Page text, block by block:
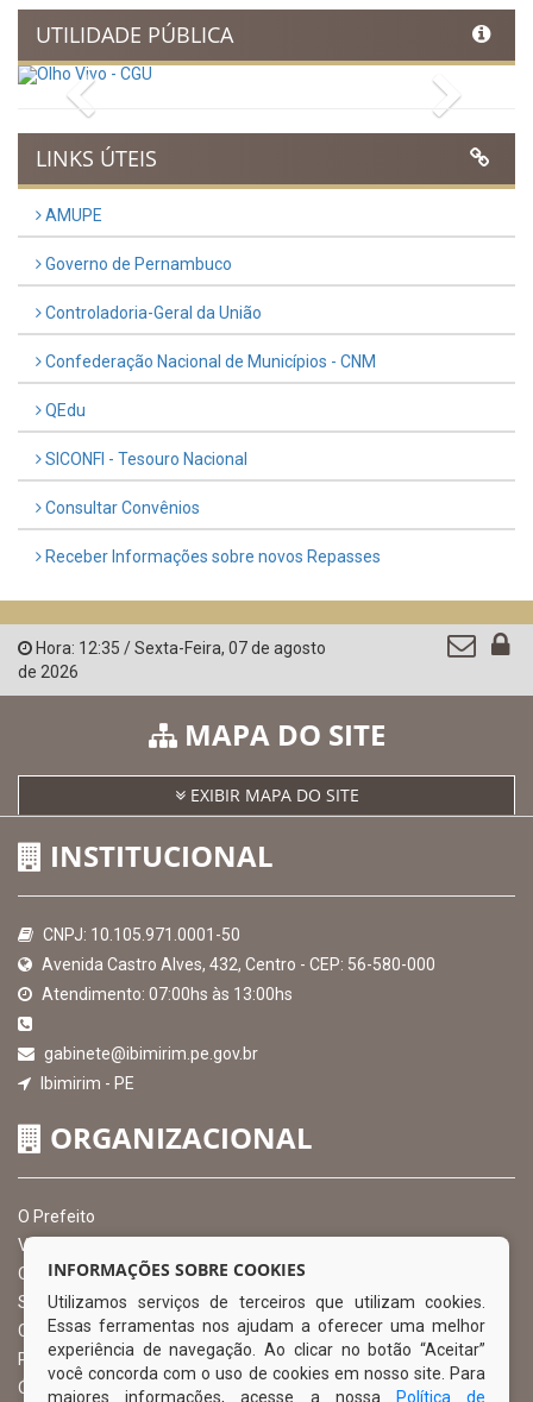
UTILIDADE PÚBLICA
Previous
LINKS ÚTEIS
AMUPE
Governo de Pernambuco
Controladoria-Geral da União
Confederação Nacional de Municípios - CNM
QEdu
SICONFI - Tesouro Nacional
Consultar Convênios
Receber Informações sobre novos Repasses
Hora: 12:35 /Sexta-Feira, 07 de agosto
de 2026
MAPA DO SITE
EXIBIR MAPA DO SITE
INSTITUCIONAL
CNPJ: 10.105.971.0001-50
Avenida Castro Alves, 432, Centro - CEP: 56-580-000
Atendimento: 07:00hs às 13:00hs
gabinete@ibimirim.pe.gov.br
Ibimirim - PE
ORGANIZACIONAL
O Prefeito
Vice Prefeito
Ouvidoria Municipal
Serviço de Informação ao Cidadão – SIC
Chefe de Gabinete
Procuradoria Geral
Órgão de Controle Interno
INFORMAÇÕES SOBRE COOKIES
Utilizamos serviços de terceiros que utilizam cookies.
Essas ferramentas nos ajudam a oferecer uma melhor
experiência de navegação. Ao clicar no botão “Aceitar”
você concorda com o uso de cookies em nosso site. Para
maiores informações, acesse a nossa
Política de